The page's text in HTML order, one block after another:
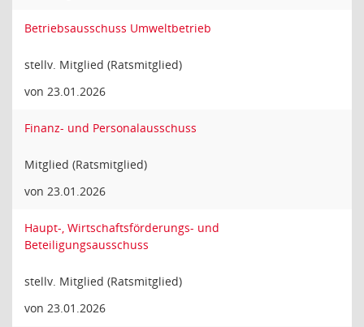
Betriebsausschuss Umweltbetrieb
stellv. Mitglied (Ratsmitglied)
von 23.01.2026
Finanz- und Personalausschuss
Mitglied (Ratsmitglied)
von 23.01.2026
Haupt-, Wirtschaftsförderungs- und
Beteiligungsausschuss
stellv. Mitglied (Ratsmitglied)
von 23.01.2026